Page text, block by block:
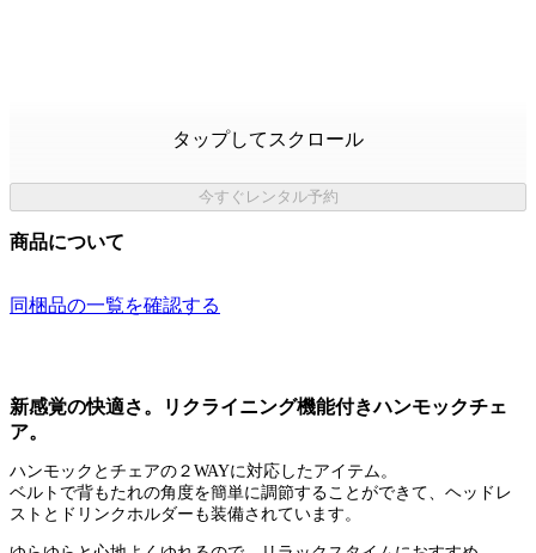
タップしてスクロール
今すぐレンタル予約
商品について
同梱品の一覧を確認する
新感覚の快適さ。リクライニング機能付きハンモックチェ
ア。
ハンモックとチェアの２WAYに対応したアイテム。
ベルトで背もたれの角度を簡単に調節することができて、ヘッドレ
ストとドリンクホルダーも装備されています。